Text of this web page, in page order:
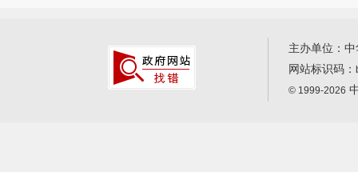
主办单位：
网站标识码：
© 1999-2026